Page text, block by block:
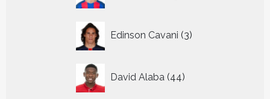
Edinson Cavani 3
producten
David Alaba 44
producten